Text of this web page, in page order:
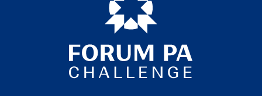
di un archivio sempre consultabile e
, grazie alla possibilità di archiviare
in digitale senza necessità di stampare.